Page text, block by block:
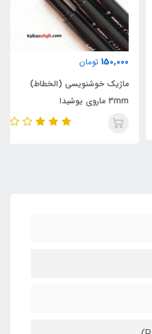
150,000 تومان
ماژیک خوشنویسی (الخطاط)
3mm ماروی یوشیدا